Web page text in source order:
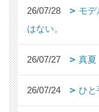
26/07/28
モ
はない。
26/07/27 真夏
26/07/24 ひと